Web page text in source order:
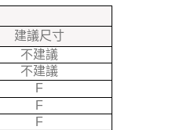
灣大直營門市／銀行轉
稱本公司）所提供，讓
商店將買賣／分期付
繳交帳款。
的，商店將以您的個人
建議尺寸
不建議
不建議
F
F
F